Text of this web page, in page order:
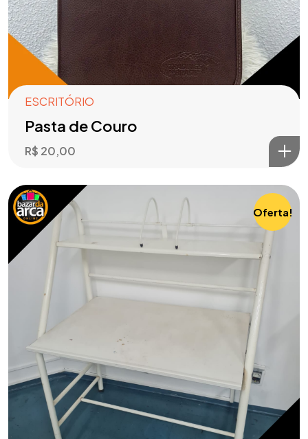
ESCRITÓRIO
Pasta de Couro
R$ 20,00
Oferta!